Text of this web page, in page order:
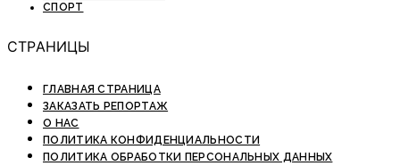
СПОРТ
СТРАНИЦЫ
ГЛАВНАЯ СТРАНИЦА
ЗАКАЗАТЬ РЕПОРТАЖ
О НАС
ПОЛИТИКА КОНФИДЕНЦИАЛЬНОСТИ
ПОЛИТИКА ОБРАБОТКИ ПЕРСОНАЛЬНЫХ ДАННЫХ